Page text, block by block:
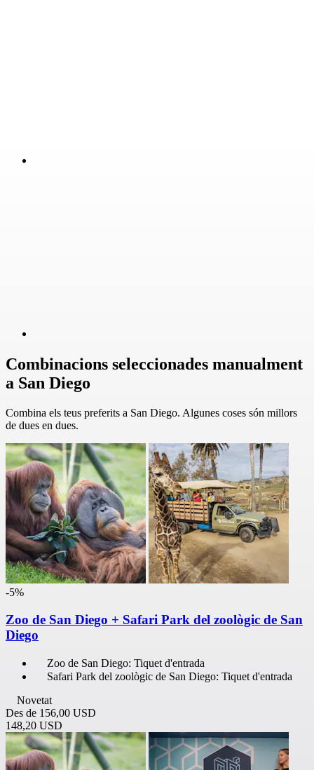
Combinacions seleccionades manualment
a San Diego
Combina els teus preferits a San Diego. Algunes coses són millors
de dues en dues.
-5%
Zoo de San Diego + Safari Park del zoològic de San
Diego
Zoo de San Diego: Tiquet d'entrada
Safari Park del zoològic de San Diego: Tiquet d'entrada
Novetat
Des de 156,00 USD
148,20 USD